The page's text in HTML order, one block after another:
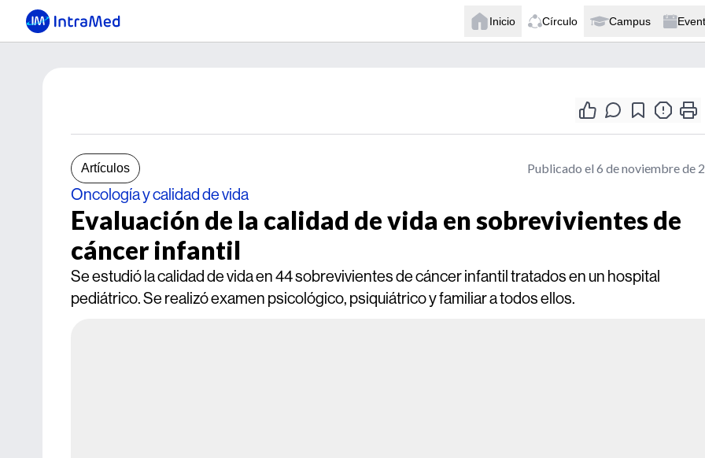
Inicio Círculo Campus
Artículos Publicado el 6 de noviembre de
Oncología y calidad de vida
Evaluación de la calidad de vida en sobrevivientes de
cáncer infantil
Se estudió la calidad de vida en 44 sobrevivientes de cáncer infantil tratados en un hospital
pediátrico. Se realizó examen psicológico, psiquiátrico y familiar a todos ellos.